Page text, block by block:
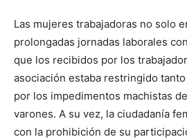
Las mujeres trabajadoras no solo
prolongadas jornadas laborales
que los recibidos por los
asociación estaba restringido
por los impedimentos machistas
varones. A su vez, la ciudadanía
con la prohibición de su